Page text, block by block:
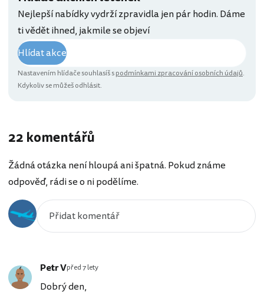
Nejlepší nabídky vydrží zpravidla jen pár hodin. Dáme
ti vědět ihned, jakmile se objeví
Hlídat akce
Nastavením hlídače souhlasíš spodmínkami zpracování osobních údajů.
Kdykoliv se můžeš odhlásit.
22 komentářů
Žádná otázka není hloupá ani špatná. Pokud známe
odpověď, rádi se o ni podělíme.
Petr Vpřed 7 lety
Dobrý den,